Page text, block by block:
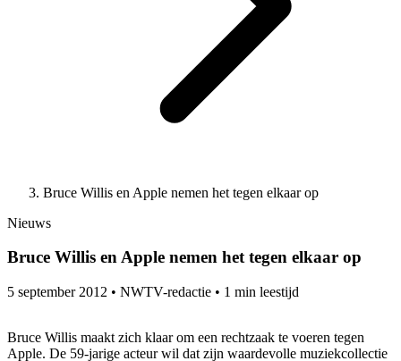
Bruce Willis en Apple nemen het tegen elkaar op
Nieuws
Bruce Willis en Apple nemen het tegen elkaar op
5 september 2012 • NWTV-redactie • 1 min leestijd
Bruce Willis maakt zich klaar om een rechtzaak te voeren tegen
Apple. De 59-jarige acteur wil dat zijn waardevolle muziekcollectie